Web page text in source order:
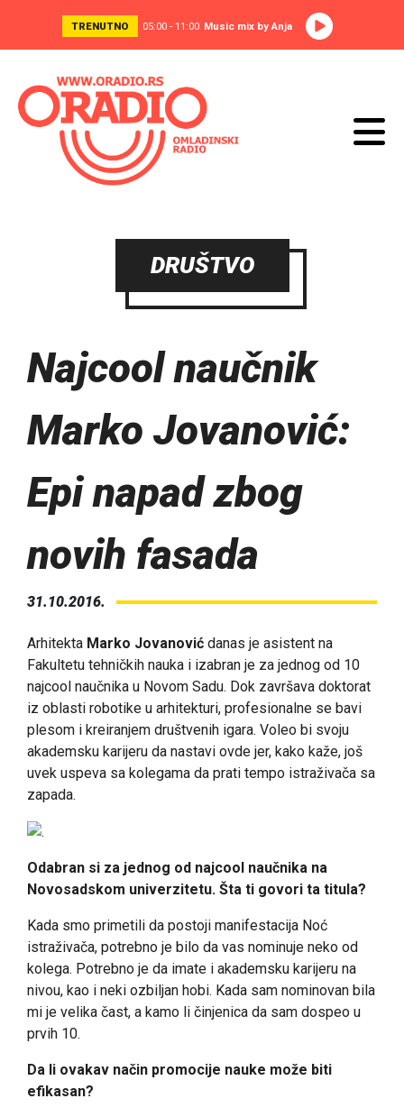
TRENUTNO 05:00 - 11:00 Music mix by Anja
DRUŠTVO
Najcool naučnik
Marko Jovanović:
Epi napad zbog
novih fasada
31.10.2016.
Arhitekta Marko Jovanović danas je asistent na
Fakultetu tehničkih nauka i izabran je za jednog od 10
najcool naučnika u Novom Sadu. Dok završava doktorat
iz oblasti robotike u arhitekturi, profesionalne se bavi
plesom i kreiranjem društvenih igara. Voleo bi svoju
akademsku karijeru da nastavi ovde jer, kako kaže, još
uvek uspeva sa kolegama da prati tempo istraživača sa
zapada.
Odabran si za jednog od najcool naučnika na
Novosadskom univerzitetu. Šta ti govori ta titula?
Kada smo primetili da postoji manifestacija Noć
istraživača, potrebno je bilo da vas nominuje neko od
kolega. Potrebno je da imate i akademsku karijeru na
nivou, kao i neki ozbiljan hobi. Kada sam nominovan bila
mi je velika čast, a kamo li činjenica da sam dospeo u
prvih 10.
Da li ovakav način promocije nauke može biti
efikasan?